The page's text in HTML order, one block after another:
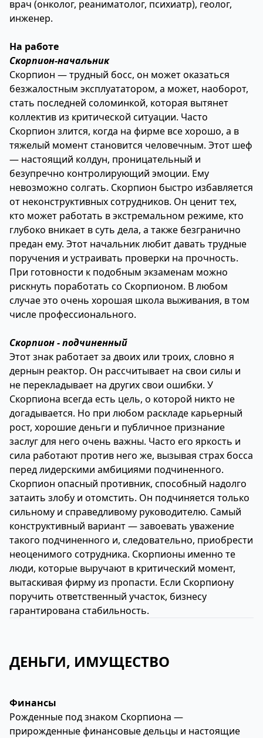
врач (онколог, реаниматолог, психиатр), геолог,
инженер.
На работе
Скорпион-начальник
Скорпион — трудный босс, он может оказаться
безжалостным эксплуататором, а может, наоборот,
стать последней соломинкой, которая вытянет
коллектив из критической ситуации. Часто
Скорпион злится, когда на фирме все хорошо, а в
тяжелый момент становится человечным. Этот шеф
— настоящий колдун, проницательный и
безупречно контролирующий эмоции. Ему
невозможно солгать. Скорпион быстро избавляется
от неконструктивных сотрудников. Он ценит тех,
кто может работать в экстремальном режиме, кто
глубоко вникает в суть дела, а также безгранично
предан ему. Этот начальник любит давать трудные
поручения и устраивать проверки на прочность.
При готовности к подобным экзаменам можно
рискнуть поработать со Скорпионом. В любом
случае это очень хорошая школа выживания, в том
числе профессионального.
Скорпион - подчиненный
Этот знак работает за двоих или троих, словно я
дернын реактор. Он рассчитывает на свои силы и
не перекладывает на других свои ошибки. У
Скорпиона всегда есть цель, о которой никто не
догадывается. Но при любом раскладе карьерный
рост, хорошие деньги и публичное признание
заслуг для него очень важны. Часто его яркость и
сила работают против него же, вызывая страх босса
перед лидерскими амбициями подчиненного.
Скорпион опасный противник, способный надолго
затаить злобу и отомстить. Он подчиняется только
сильному и справедливому руководителю. Самый
конструктивный вариант — завоевать уважение
такого подчиненного и, следовательно, приобрести
неоценимого сотрудника. Скорпионы именно те
люди, которые выручают в критический момент,
вытаскивая фирму из пропасти. Если Скорпиону
поручить ответственный участок, бизнесу
гарантирована стабильность.
ДЕНЬГИ, ИМУЩЕСТВО
Финансы
Рожденные под знаком Скорпиона —
прирожденные финансовые дельцы и настоящие